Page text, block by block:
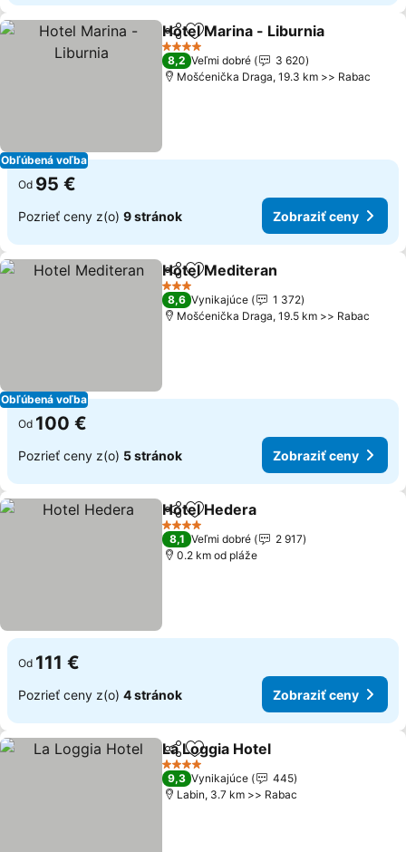
Obľúbená voľba
ZdieľaťPridať do obľúbených
Hotel Marina - Liburnia
4 Počet hviezdičiek
8,2 Veľmi dobré
3 620
Mošćenička Draga, 19.3 km >> Rabac
Od 95 €
Pozrieť ceny z(o) 9 stránok Zobraziť ceny
Obľúbená voľba
ZdieľaťPridať do obľúbených
Hotel Mediteran
3 Počet hviezdičiek
8,6 Vynikajúce
1 372
Mošćenička Draga, 19.5 km >> Rabac
Od 100 €
Pozrieť ceny z(o) 5 stránok Zobraziť ceny
ZdieľaťPridať do obľúbených
Hotel Hedera
4 Počet hviezdičiek
8,1 Veľmi dobré
2 917
0.2 km od pláže
Od 111 €
Pozrieť ceny z(o) 4 stránok Zobraziť ceny
ZdieľaťPridať do obľúbených
La Loggia Hotel
4 Počet hviezdičiek
9,3 Vynikajúce
445
Labin, 3.7 km >> Rabac